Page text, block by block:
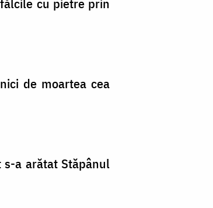
de moartea cea
a arătat Stăpânul